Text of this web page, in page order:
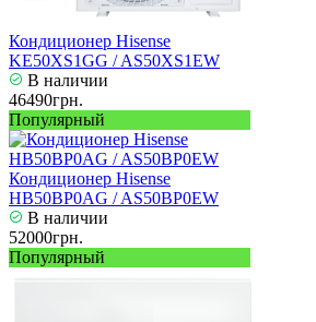
Кондиционер Hisense
KE50XS1GG / AS50XS1EW
В наличии
46490грн.
Популярный
Кондиционер Hisense
HB50BP0AG / AS50BP0EW
В наличии
52000грн.
Популярный